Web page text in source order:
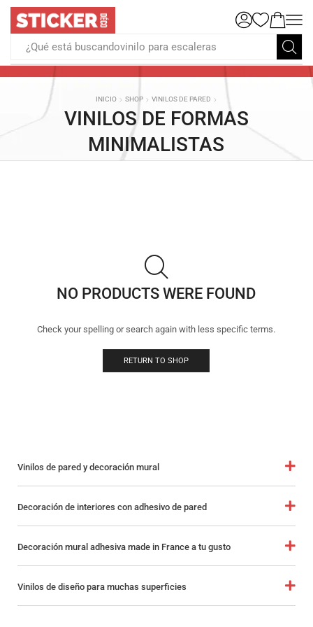
¿Qué está buscandovinilo para escaleras
INICIO SHOP VINILOS DE PARED
VINILOS DE FORMAS
MINIMALISTAS
NO PRODUCTS WERE FOUND
Check your spelling or search again with less specific terms.
RETURN TO SHOP
Vinilos de pared y decoración mural
Decoración de interiores con adhesivo de pared
Decoración mural adhesiva made in France a tu gusto
Vinilos de diseño para muchas superficies